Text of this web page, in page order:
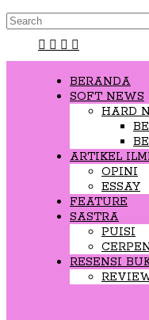
BERANDA
SOFT NEWS
HARD
ARTIKEL
OPINI
ESSAY
FEATURE
SASTRA
PUISI
RESENSI